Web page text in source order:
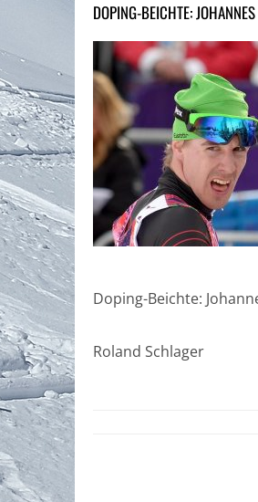
DOPING-BEICHTE:
Doping-Beichte:
Roland Schlager